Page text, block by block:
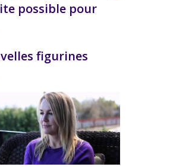
possible pour
figurines